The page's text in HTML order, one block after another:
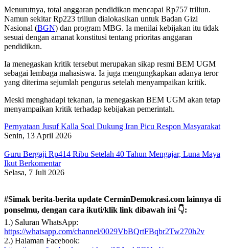
Menurutnya, total anggaran pendidikan mencapai Rp757 triliun.
Namun sekitar Rp223 triliun dialokasikan untuk Badan Gizi
Nasional (BGN) dan program MBG. Ia menilai kebijakan itu tidak
sesuai dengan amanat konstitusi tentang prioritas anggaran
pendidikan.
Ia menegaskan kritik tersebut merupakan sikap resmi BEM UGM
sebagai lembaga mahasiswa. Ia juga mengungkapkan adanya teror
yang diterima sejumlah pengurus setelah menyampaikan kritik.
Meski menghadapi tekanan, ia menegaskan BEM UGM akan tetap
menyampaikan kritik terhadap kebijakan pemerintah.
Pernyataan Jusuf Kalla Soal Dukung Iran Picu Respon Masyarakat
Senin, 13 April 2026
Guru Bergaji Rp414 Ribu Setelah 40 Tahun Mengajar, Luna Maya
Ikut Berkomentar
Selasa, 7 Juli 2026
#Simak berita-berita update CerminDemokrasi.com lainnya di
ponselmu, dengan cara ikuti/klik link dibawah ini 👇:
1.) Saluran WhatsApp:
https://whatsapp.com/channel/0029VbBQrtFBqbr2Tw270h2v
2.) Halaman Facebook: